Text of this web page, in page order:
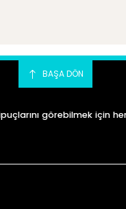
BAŞA DÖN
görebilmek için